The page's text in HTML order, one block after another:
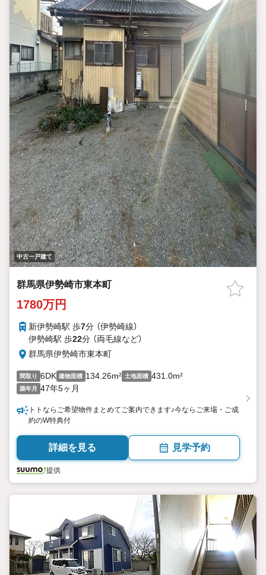
中古一戸建て
群馬県伊勢崎市東本町
1780万円
新伊勢崎駅 歩7分 （伊勢崎線）
伊勢崎駅 歩22分 （両毛線など）
群馬県伊勢崎市東本町
間取り 6DK 建物面積 134.26m² 土地面積 431.0m²
築年月 47年5ヶ月
トトならご希望物件まとめてご案内できます♪今ならご来場・ご成
約のW特典付
詳細を見る 見学予約
提供